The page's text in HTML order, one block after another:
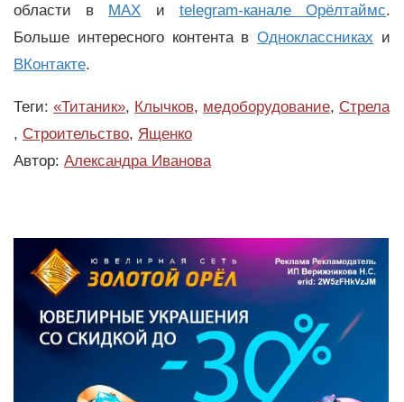
области в MAX и telegram-канале Орёлтаймс.
Больше интересного контента вОдноклассниках и
ВКонтакте.
Теги: «Титаник», Клычков, медоборудование, Стрела
, Строительство, Ященко
Автор: Александра Иванова